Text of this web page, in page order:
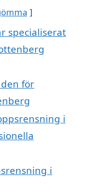
specialiserat
för
i
i